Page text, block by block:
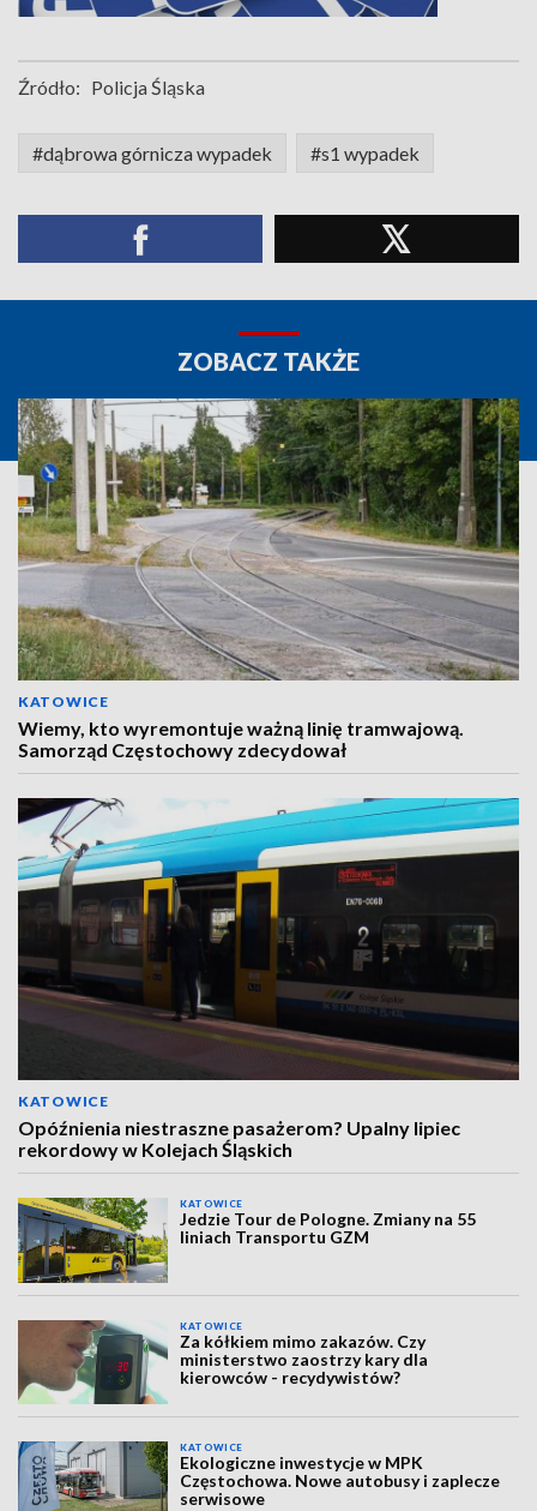
Źródło: Policja Śląska
#dąbrowa górnicza wypadek #s1 wypadek
ZOBACZ TAKŻE
KATOWICE
Wiemy, kto wyremontuje ważną linię tramwajową.
Samorząd Częstochowy zdecydował
KATOWICE
Opóźnienia niestraszne pasażerom? Upalny lipiec
rekordowy w Kolejach Śląskich
KATOWICE
Jedzie Tour de Pologne. Zmiany na 55
liniach Transportu GZM
KATOWICE
Za kółkiem mimo zakazów. Czy
ministerstwo zaostrzy kary dla
kierowców - recydywistów?
KATOWICE
Ekologiczne inwestycje w MPK
Częstochowa. Nowe autobusy i zaplecze
serwisowe